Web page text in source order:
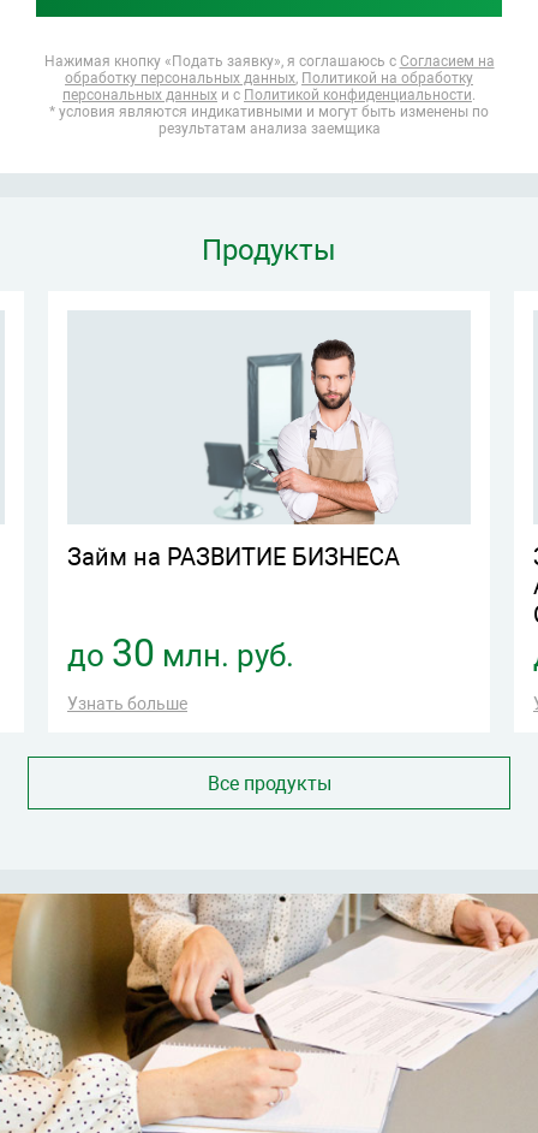
Нажимая кнопку «Подать заявку», я соглашаюсь с Согласием на
обработку персональных данных, Политикой на обработку
персональных данных и с Политикой конфиденциальности.
* условия являются индикативными и могут быть изменены по
результатам анализа заемщика
Продукты
Займ на РАЗВИТИЕ БИЗНЕСА
до 30 млн. руб.
Узнать больше
Все продукты